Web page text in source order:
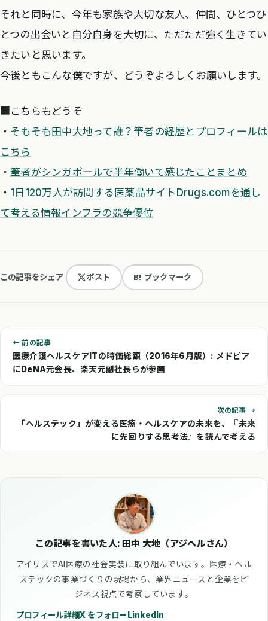
それと同時に、今年も家族や大切な友人、仲間、ひとつひ
とつの出会いと自分自身を大切に、ただただ強く生きてい
きたいと思います。
今後ともこんな僕ですが、どうぞよろしくお願いします。
■こちらもどうぞ
・ そもそも田中大地って誰？筆者の経歴とプロフィールは
こちら
・筆者がシンガポールで半年働いて感じたことまとめ
・ 1日120万人が訪問する医薬品サイトDrugs.comを通し
て考える情報インフラの競争優位
この記事をシェア ポスト B! ブックマーク
← 前の記事
医療介護ヘルスケアITの時価総額（2016年6月版）: メドピア
にDeNA元会長、楽天元副社長らが参画
次の記事 →
「ヘルステック」が変える医療・ヘルスケアの未来を、『未来
に先回りする思考法』を読んで考える
この記事を書いた人: 田中 大地（アジヘルさん）
アイリスでAI医療の社会実装に取り組んでいます。医療・ヘル
ステックの事業づくりの現場から、業界ニュースと企業をビ
ジネス視点で考察しています。
プロフィール詳細X をフォロー LinkedIn